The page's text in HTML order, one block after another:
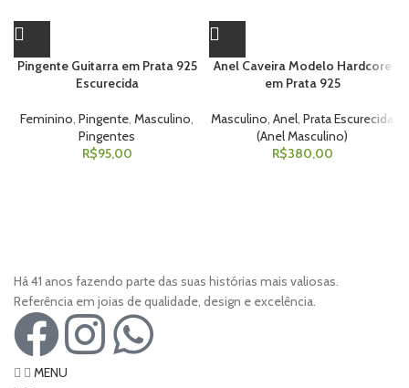
Pingente Guitarra em Prata 925
Escurecida
Feminino, Pingente, Masculino,
Pingentes
R$95,00
Anel Caveira Modelo Hardcore
em Prata 925
Masculino, Anel, Prata Escurecida
(Anel Masculino)
R$380,00
Há 41 anos fazendo parte das suas histórias mais valiosas.
Referência em joias de qualidade, design e excelência.
MENU